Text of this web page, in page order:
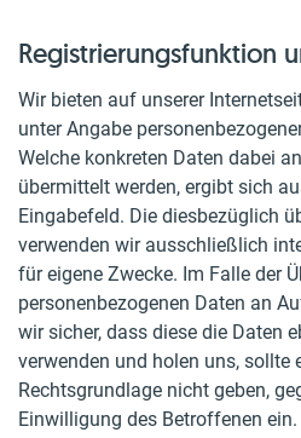
Registrierungsfunktion
Wir bieten auf unserer
unter Angabe
Welche konkreten Daten dabei
übermittelt werden, ergibt sich
Eingabefeld. Die diesbezüglich
verwenden wir ausschließlich
für eigene Zwecke. Im Falle der
personenbezogenen Daten an
wir sicher, dass diese die Daten
verwenden und holen uns, sollte
Rechtsgrundlage nicht geben,
Einwilligung des Betroffenen ein.